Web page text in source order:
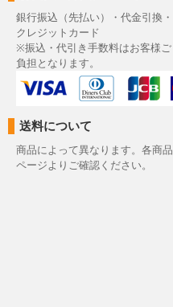
銀行振込（先払い）・代金引換・
クレジットカード
※振込・代引き手数料はお客様ご
負担となります。
送料について
商品によって異なります。各商品
ページよりご確認ください。